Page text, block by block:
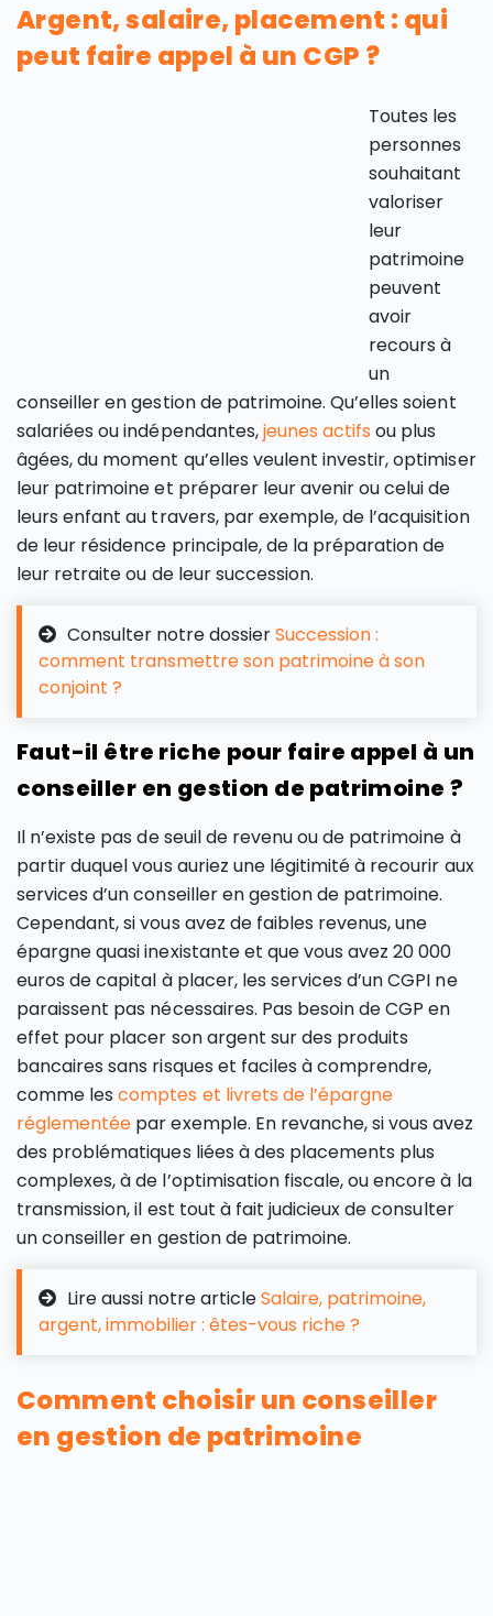
Argent, salaire, placement : qui
peut faire appel à un CGP ?
Toutes les
personnes
souhaitant
valoriser
leur
patrimoine
peuvent
avoir
recours à
un
conseiller en gestion de patrimoine. Qu’elles soient
salariées ou indépendantes,jeunes actifs ou plus
âgées, du moment qu’elles veulent investir, optimiser
leur patrimoine et préparer leur avenir ou celui de
leurs enfant au travers, par exemple, de l’acquisition
de leur résidence principale, de la préparation de
leur retraite ou de leur succession.
Consulter notre dossierSuccession :
comment transmettre son patrimoine à son
conjoint ?
Faut-il être riche pour faire appel à un
conseiller en gestion de patrimoine ?
Il n’existe pas de seuil de revenu ou de patrimoine à
partir duquel vous auriez une légitimité à recourir aux
services d’un conseiller en gestion de patrimoine.
Cependant, si vous avez de faibles revenus, une
épargne quasi inexistante et que vous avez 20 000
euros de capital à placer, les services d’un CGPI ne
paraissent pas nécessaires. Pas besoin de CGP en
effet pour placer son argent sur des produits
bancaires sans risques et faciles à comprendre,
comme lescomptes et livrets de l’épargne
réglementée par exemple. En revanche, si vous avez
des problématiques liées à des placements plus
complexes, à de l’optimisation fiscale, ou encore à la
transmission, il est tout à fait judicieux de consulter
un conseiller en gestion de patrimoine.
Lire aussi notre articleSalaire, patrimoine,
argent, immobilier : êtes-vous riche ?
Comment choisir un conseiller
en gestion de patrimoine